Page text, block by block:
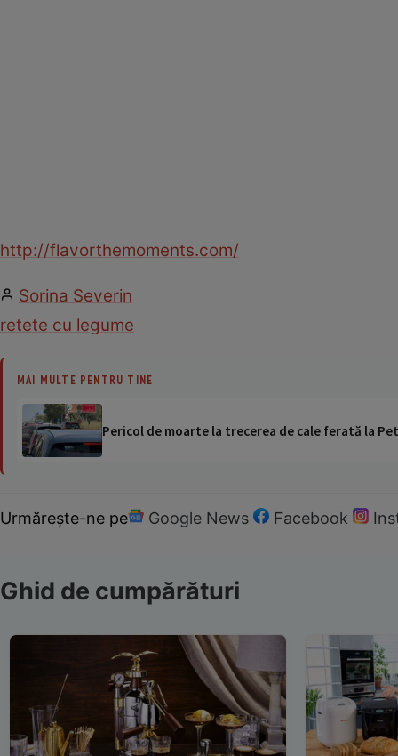
http://flavorthemoments.com/
Sorina Severin
retete cu legume
MAI MULTE PENTRU TINE
Pericol de moarte la trecerea de cale ferată la
Urmărește-ne pe Google News Facebook
Ghid de cumpărături